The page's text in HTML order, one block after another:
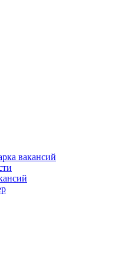
вакансий